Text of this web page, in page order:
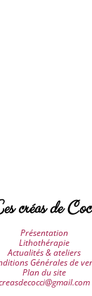
créas de
Présentation
Lithothérapie
Actualités & ateliers
Générales de
Plan du site